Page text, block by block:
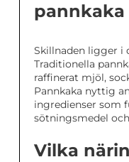
Skillnaden ligger i
Traditionella
raffinerat mjöl,
Pannkaka nyttig
ingredienser som
sötningsmedel
Vilka